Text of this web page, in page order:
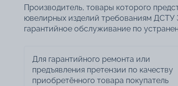
Производитель, товары которого
ювелирных изделий требованиям ДСТУ
гарантийное обслуживание по
Для гарантийного ремонта или
предъявления претензии по качеству
приобретённого товара покупатель